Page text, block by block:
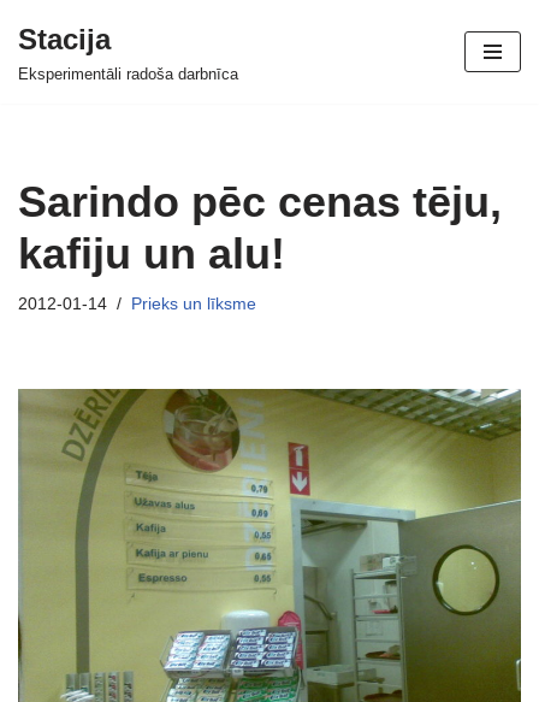
Skip
Stacija
Eksperimentāli radoša darbnīca
Sarindo pēc cenas tēju,
kafiju un alu!
2012-01-14 Prieks un līksme